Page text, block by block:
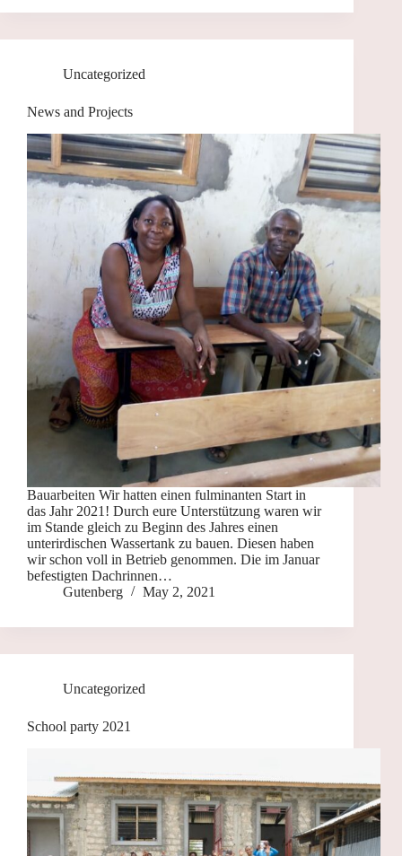
Uncategorized
News and Projects
Bauarbeiten Wir hatten einen fulminanten Start in
das Jahr 2021! Durch eure Unterstützung waren wir
im Stande gleich zu Beginn des Jahres einen
unterirdischen Wassertank zu bauen. Diesen haben
wir schon voll in Betrieb genommen. Die im Januar
befestigten Dachrinnen…
Gutenberg
May 2, 2021
Uncategorized
School party 2021